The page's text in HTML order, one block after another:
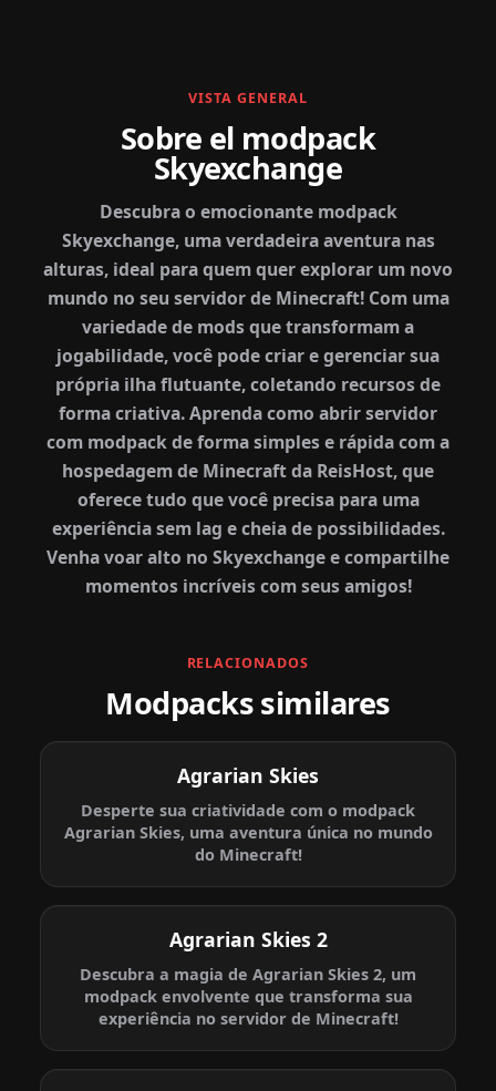
VISTA GENERAL
Sobre el modpack
Skyexchange
Descubra o emocionante modpack
Skyexchange, uma verdadeira aventura nas
alturas, ideal para quem quer explorar um novo
mundo no seu servidor de Minecraft! Com uma
variedade de mods que transformam a
jogabilidade, você pode criar e gerenciar sua
própria ilha flutuante, coletando recursos de
forma criativa. Aprenda como abrir servidor
com modpack de forma simples e rápida com a
hospedagem de Minecraft da ReisHost, que
oferece tudo que você precisa para uma
experiência sem lag e cheia de possibilidades.
Venha voar alto no Skyexchange e compartilhe
momentos incríveis com seus amigos!
RELACIONADOS
Modpacks similares
Agrarian Skies
Desperte sua criatividade com o modpack
Agrarian Skies, uma aventura única no mundo
do Minecraft!
Agrarian Skies 2
Descubra a magia de Agrarian Skies 2, um
modpack envolvente que transforma sua
experiência no servidor de Minecraft!